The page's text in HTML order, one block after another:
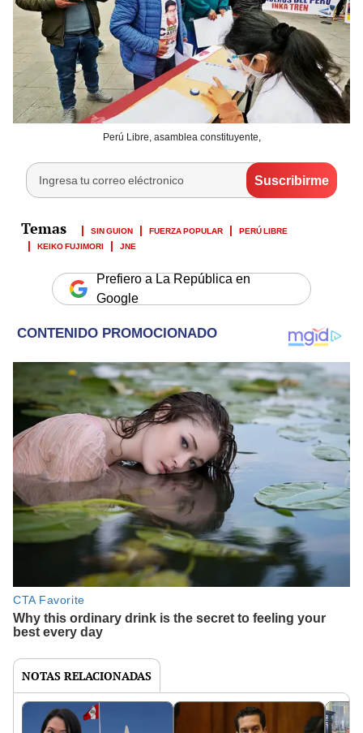
Perú Libre, asamblea constituyente,
SIN GUION FUERZA POPULAR
PERÚ LIBRE
KEIKO FUJIMORI
JNE
Prefiero a La República en
Google
NOTAS RELACIONADAS